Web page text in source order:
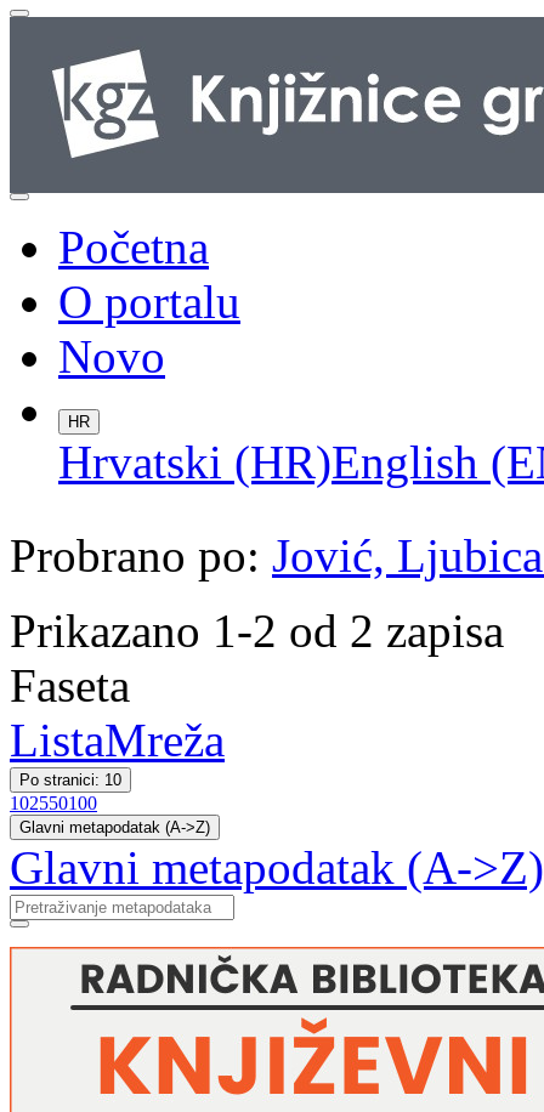
Početna
O portalu
Novo
HR
Hrvatski (HR)English
Probrano po: Jović,
Prikazano 1-2 od 2 zapisa
Faseta
ListaMreža
Po stranici: 10
102550100
Glavni metapodatak (A->Z)
Glavni metapodatak (A->Z)